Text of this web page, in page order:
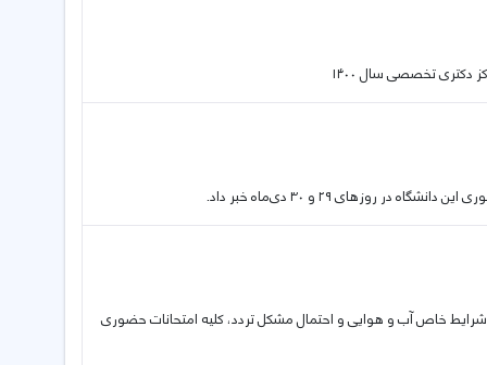
تخصصی سال ۱۴۰۰
روزهای ۲۹ و ۳۰ دی‌ماه خبر داد.
شرایط خاص آب و هوایی و احتمال مشکل تردد، کلیه امتحانات حضوری